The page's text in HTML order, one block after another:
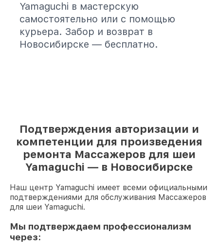
Yamaguchi в мастерскую
самостоятельно или с помощью
курьера. Забор и возврат в
Новосибирске — бесплатно.
Подтверждения авторизации и
компетенции для произведения
ремонта Массажеров для шеи
Yamaguchi — в Новосибирске
Наш центр Yamaguchi имеет всеми официальными
подтверждениями для обслуживания Массажеров
для шеи Yamaguchi.
Мы подтверждаем профессионализм
через: